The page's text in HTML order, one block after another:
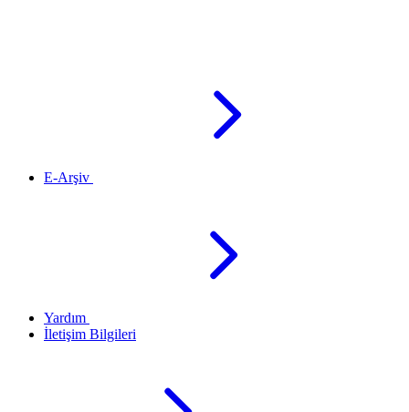
E-Arşiv
Yardım
İletişim Bilgileri